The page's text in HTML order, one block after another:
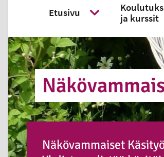
Etusivu
Näytä alavalikko
ja kurssit
Näkövammaiset